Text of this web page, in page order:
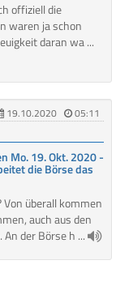
offiziell die
waren ja schon
daran wa ...
19.10.2020
05:11
Mo. 19. Okt. 2020 -
die Börse das
überall kommen
auch aus den
der Börse h ...